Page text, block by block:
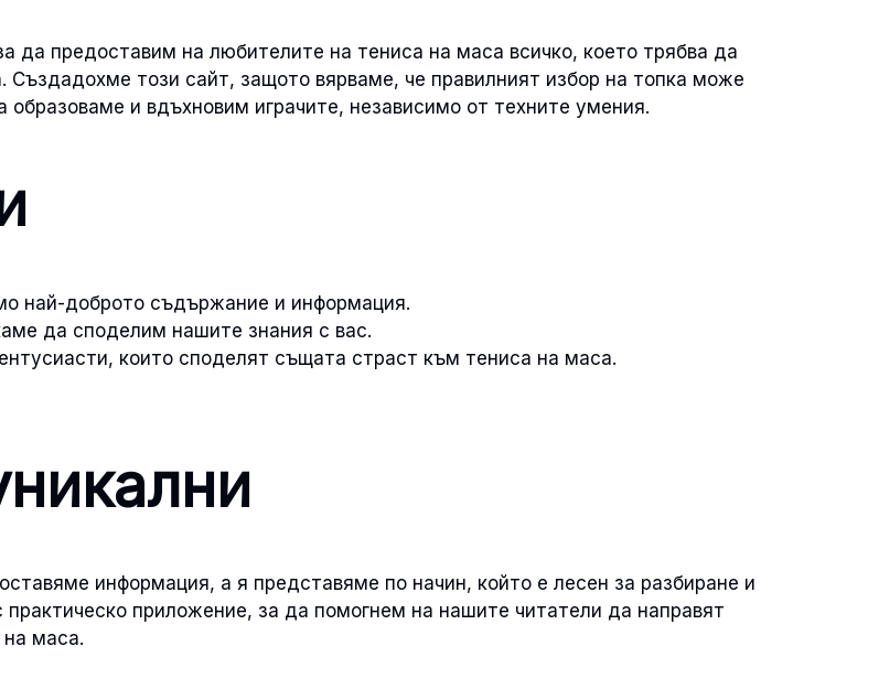
предоставим на любителите на тениса на маса всичко, което трябва да
Създадохме този сайт, защото вярваме, че правилният избор на топка може
и вдъхновим играчите, независимо от техните умения.
най-доброто съдържание и информация.
да споделим нашите знания с вас.
които споделят същата страст към тениса на маса.
информация, а я представяме по начин, който е лесен за разбиране и
приложение, за да помогнем на нашите читатели да направят
на маса.